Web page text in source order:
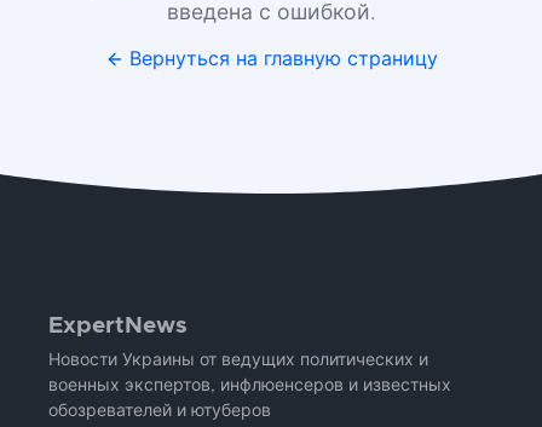
введена с ошибкой.
Вернуться на главную страницу
ExpertNews
Новости Украины от ведущих политических и
военных экспертов, инфлюенсеров и известных
обозревателей и ютуберов